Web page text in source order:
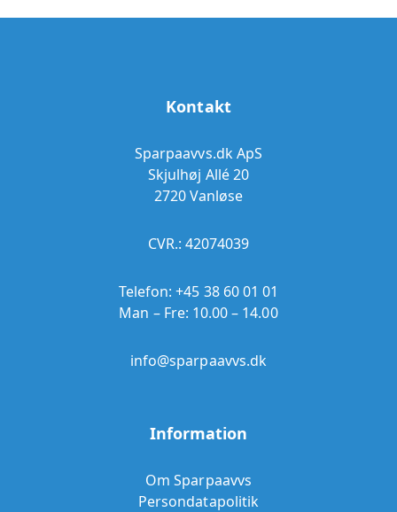
Kontakt
Sparpaavvs.dk ApS
Skjulhøj Allé 20
2720 Vanløse
CVR.: 42074039
Telefon:+45 38 60 01 01
Man – Fre: 10.00 – 14.00
info@sparpaavvs.dk
Information
Om Sparpaavvs
Persondatapolitik